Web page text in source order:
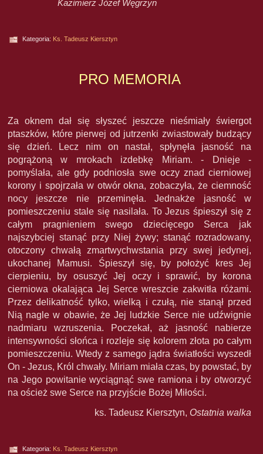
Kazimierz Józef Węgrzyn
Kategoria: Ks. Tadeusz Kiersztyn
PRO MEMORIA
Za oknem dał się słyszeć jeszcze nieśmiały świergot
ptaszków, które pierwej od jutrzenki zwiastowały budzący
się dzień. Lecz nim on nastał, spłynęła jasność na
pogrążoną w mrokach izdebkę Miriam. - Dnieje -
pomyślała, ale gdy podniosła swe oczy znad cierniowej
korony i spojrzała w otwór okna, zobaczyła, że ciemność
nocy jeszcze nie przeminęła. Jednakże jasność w
pomieszczeniu stale się nasilała. To Jezus śpieszył się z
całym pragnieniem swego dziecięcego Serca jak
najszybciej stanąć przy Niej żywy; stanąć rozradowany,
otoczony chwałą zmartwychwstania przy swej jedynej,
ukochanej Mamusi. Śpieszył się, by położyć kres Jej
cierpieniu, by osuszyć Jej oczy i sprawić, by korona
cierniowa okalająca Jej Serce wreszcie zakwitła różami.
Przez delikatność tylko, wielką i czułą, nie stanął przed
Nią nagle w obawie, że Jej ludzkie Serce nie udźwignie
nadmiaru wzruszenia. Poczekał, aż jasność nabierze
intensywności słońca i rozleje się kolorem złota po całym
pomieszczeniu. Wtedy z samego jądra światłości wyszedł
On - Jezus, Król chwały. Miriam miała czas, by powstać, by
na Jego powitanie wyciągnąć swe ramiona i by otworzyć
na oścież swe Serce na przyjście Bożej Miłości.
ks. Tadeusz Kiersztyn, Ostatnia walka
Kategoria: Ks. Tadeusz Kiersztyn